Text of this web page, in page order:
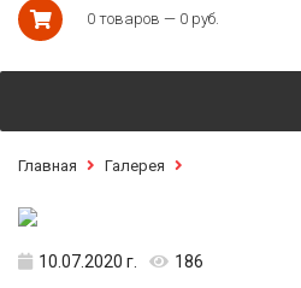
0 товаров — 0 руб.
Главная Галерея
10.07.2020 г. 186